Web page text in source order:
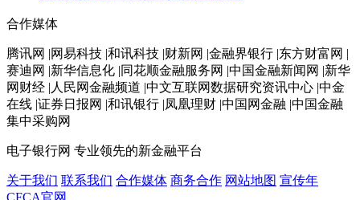
合作媒体
腾讯网 |网易科技 |和讯科技 |财新网 |金融界银行 |东方财富网 |
赛迪网 |新华信息化 |同花顺金融服务网 |中国金融新闻网 |新华
网财经 |人民网金融频道 |中文互联网数据研究资讯中心 |中金
在线 |证券日报网 |和讯银行 |凤凰理财 |中国网金融 |中国金融
集中采购网
电子银行网 专业领先的新金融平台
关于我们 联系我们 合作媒体 商务合作 网站地图 宣传年
CFCA官网